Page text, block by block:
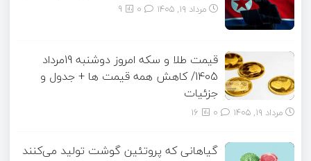
مرداد ۱۹, ۱۴۰۵ 9
قیمت طلا و سکه امروز دوشنبه 19مرداد
1405/ کاهش همه قیمت ها + جدول و
جزئیات
مرداد ۱۹, ۱۴۰۵ 16
گیاهانی که پروتئین گوشت تولید می‌کنند